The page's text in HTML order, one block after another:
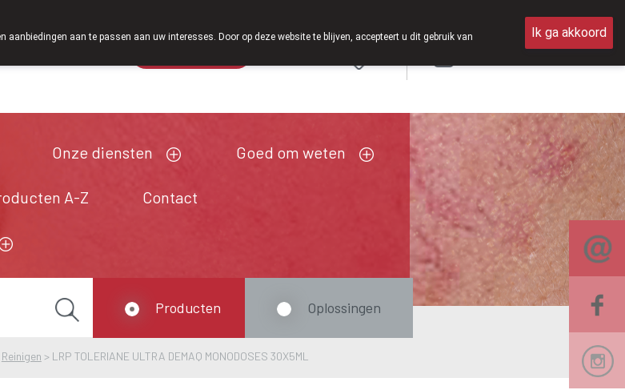
Onze diensten Goed om weten
A-Z Contact
Reinigen > LRP TOLERIANE ULTRA DEMAQ MONODOSES 30X5ML
Producten Oplossingen
aan te passen aan uw interesses. Door op deze website te blijven, accepteert u dit gebruik van
Ik ga akkoord